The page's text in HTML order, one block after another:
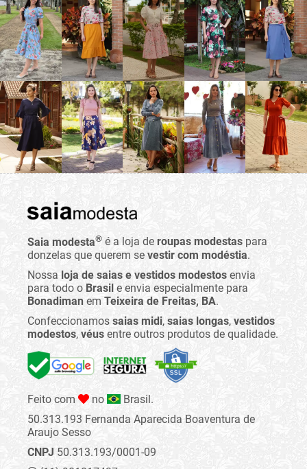
Saia modesta® é a loja de roupas modestas para
donzelas que querem se vestir com modéstia.
Nossa loja de saias e vestidos modestos envia
para todo o Brasil e envia especialmente para
Bonadiman em Teixeira de Freitas, BA.
Confeccionamos saias midi, saias longas, vestidos
modestos, véus entre outros produtos de qualidade.
Feito com no
Brasil.
50.313.193 Fernanda Aparecida Boaventura de
Araujo Sesso
CNPJ 50.313.193/0001-09